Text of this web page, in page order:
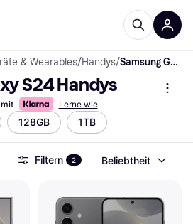
& Wearables/Handys/ Samsung Galaxy S24 Handys
S24 Handys
Lerne wie
128GB 1TB
Filtern 2 Beliebtheit